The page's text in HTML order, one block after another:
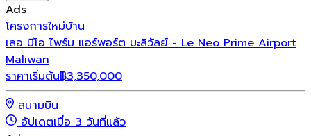
Ads
โครงการใหม่บ้าน
เลอ นีโอ ไพร์ม แอร์พอร์ต มะลิวัลย์ - Le Neo Prime Airport
Maliwan
ราคาเริ่มต้น฿3,350,000
สนามบิน
อัปเดตเมื่อ 3 วันที่แล้ว